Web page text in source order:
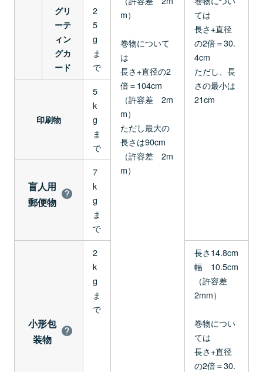
m）
巻物について
は
長さ+直径の2
倍＝104cm
（許容差 2m
m）
ただし最大の
長さは90cm
（許容差 2m
m）
ては
長さ+直径
の2倍＝30.
4cm
ただし、長
さの最小は
21cm
グリ
ーテ
ィン
グカ
ード
2
5
g
ま
で
印刷物
5
k
g
ま
で
盲人用
郵便物
7
k
g
ま
で
小形包
装物
2
k
g
ま
で
長さ14.8cm
幅 10.5cm
（許容差
2mm）
巻物につい
ては
長さ+直径
の2倍＝30.